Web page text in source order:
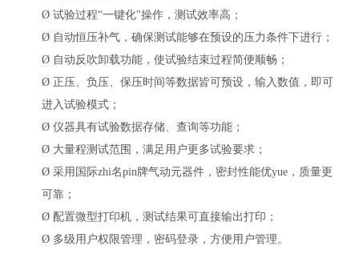
Ø 试验过程“一键化"操作，测试效率高；
Ø 自动恒压补气，确保测试能够在预设的压力条件下进行；
Ø 自动反吹卸载功能，使试验结束过程简便顺畅；
Ø 正压、负压、保压时间等数据皆可预设，输入数值，即可
进入试验模式；
Ø 仪器具有试验数据存储、查询等功能；
Ø 大量程测试范围，满足用户更多试验要求；
Ø 采用国际zhi名pin牌气动元器件，密封性能优yue，质量更
可靠；
Ø 配置微型打印机，测试结果可直接输出打印；
Ø 多级用户权限管理，密码登录，方便用户管理。